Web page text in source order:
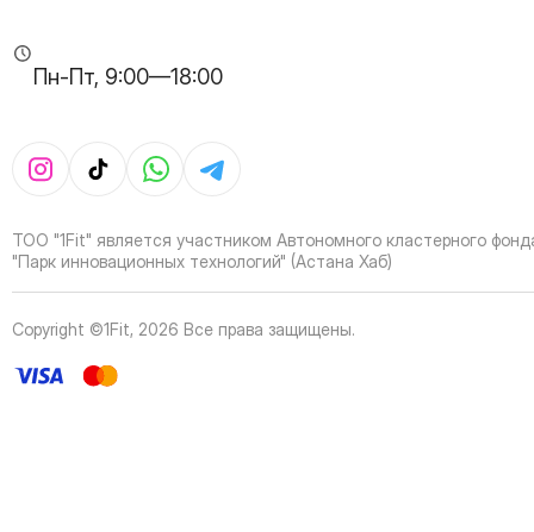
Пн-Пт, 9:00—18:00
ТОО "1Fit" является участником Автономного кластерного
"Парк инновационных технологий" (Астана Хаб)
Copyright ©1Fit, 2026 Все права защищены.